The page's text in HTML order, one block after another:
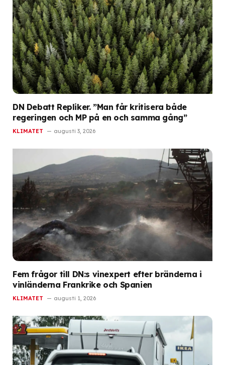
DN Debatt Repliker. ”Man får kritisera både
regeringen och MP på en och samma gång”
KLIMATET augusti 3, 2026
Fem frågor till DN:s vinexpert efter bränderna i
vinländerna Frankrike och Spanien
KLIMATET augusti 1, 2026